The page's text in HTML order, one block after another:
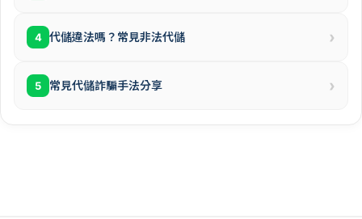
4 代儲違法嗎？常見非法代儲 ›
5 常見代儲詐騙手法分享 ›